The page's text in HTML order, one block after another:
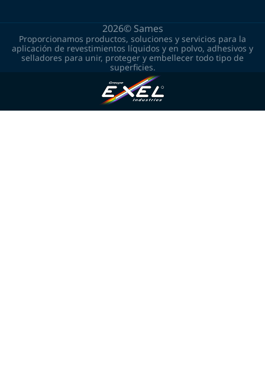
2026© Sames
Proporcionamos productos, soluciones y servicios para la
aplicación de revestimientos líquidos y en polvo, adhesivos y
selladores para unir, proteger y embellecer todo tipo de
superficies.